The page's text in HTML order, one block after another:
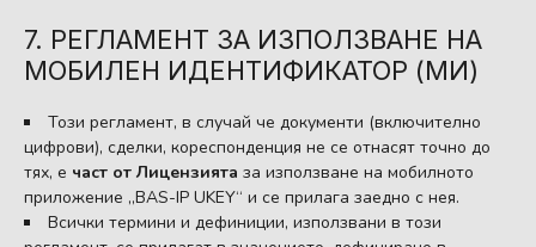
7. РЕГЛАМЕНТ ЗА ИЗПОЛЗВАНЕ НА
МОБИЛЕН ИДЕНТИФИКАТОР (МИ)
Този регламент, в случай че документи (включително
цифрови), сделки, кореспонденция не се отнасят точно до
тях, е част от Лицензията за използване на мобилното
приложение „BAS-IP UKEY“ и се прилага заедно с нея.
Всички термини и дефиниции, използвани в този